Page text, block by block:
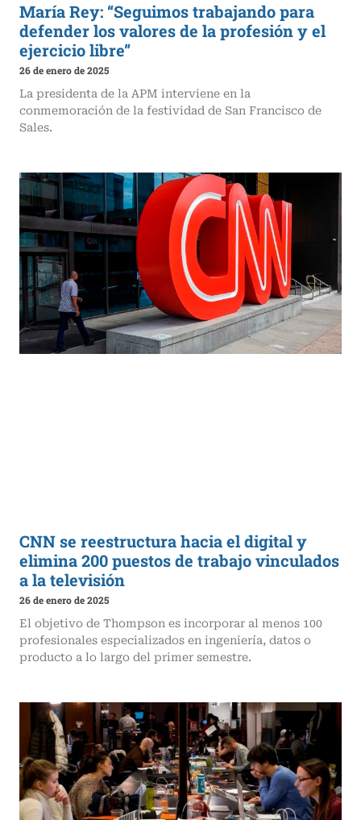
María Rey: “Seguimos trabajando para
defender los valores de la profesión y el
ejercicio libre”
26 de enero de 2025
La presidenta de la APM interviene en la
conmemoración de la festividad de San Francisco de
Sales.
CNN se reestructura hacia el digital y
elimina 200 puestos de trabajo vinculados
a la televisión
26 de enero de 2025
El objetivo de Thompson es incorporar al menos 100
profesionales especializados en ingeniería, datos o
producto a lo largo del primer semestre.